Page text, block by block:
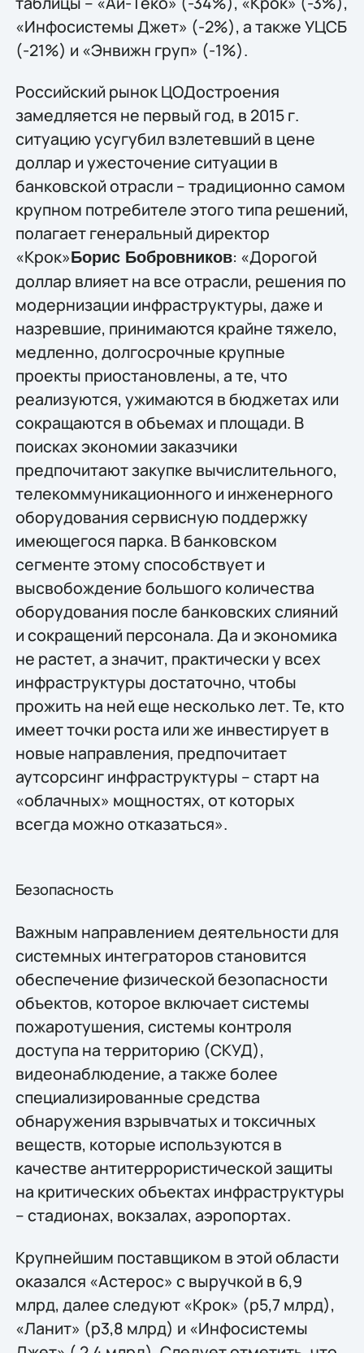
«Инфосистемы Джет» (-2%), а также УЦСБ
(-21%) и «Энвижн груп» (-1%).
Российский рынок ЦОДостроения
замедляется не первый год, в 2015 г.
ситуацию усугубил взлетевший в цене
доллар и ужесточение ситуации в
банковской отрасли – традиционно самом
крупном потребителе этого типа решений,
полагает генеральный директор
«Крок»Борис Бобровников: «Дорогой
доллар влияет на все отрасли, решения по
модернизации инфраструктуры, даже и
назревшие, принимаются крайне тяжело,
медленно, долгосрочные крупные
проекты приостановлены, а те, что
реализуются, ужимаются в бюджетах или
сокращаются в объемах и площади. В
поисках экономии заказчики
предпочитают закупке вычислительного,
телекоммуникационного и инженерного
оборудования сервисную поддержку
имеющегося парка. В банковском
сегменте этому способствует и
высвобождение большого количества
оборудования после банковских слияний
и сокращений персонала. Да и экономика
не растет, а значит, практически у всех
инфраструктуры достаточно, чтобы
прожить на ней еще несколько лет. Те, кто
имеет точки роста или же инвестирует в
новые направления, предпочитает
аутсорсинг инфраструктуры – старт на
«облачных» мощностях, от которых
всегда можно отказаться».
Безопасность
Важным направлением деятельности для
системных интеграторов становится
обеспечение физической безопасности
объектов, которое включает системы
пожаротушения, системы контроля
доступа на территорию (СКУД),
видеонаблюдение, а также более
специализированные средства
обнаружения взрывчатых и токсичных
веществ, которые используются в
качестве антитеррористической защиты
на критических объектах инфраструктуры
– стадионах, вокзалах, аэропортах.
Крупнейшим поставщиком в этой области
оказался «Астерос» с выручкой в 6,9
млрд, далее следуют «Крок» (p5,7 млрд),
«Ланит» (p3,8 млрд) и «Инфосистемы